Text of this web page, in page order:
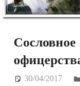
Сословное
30/04/2017